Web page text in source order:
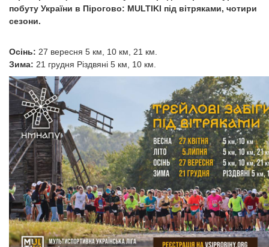
побуту України в Пірогово: MULTIKI під вітряками, чотири
сезони.
Осінь: 27 вересня 5 км, 10 км, 21 км.
Зима: 21 грудня Різдвяні 5 км, 10 км.